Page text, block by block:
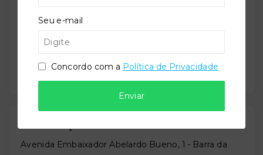
Previsão de entrega:
30/04/2029
Avenida Embaixador Abelardo Bueno, 1 - Barra da
Seu e-mail
Concordo com a Política de Privacidade
Enviar